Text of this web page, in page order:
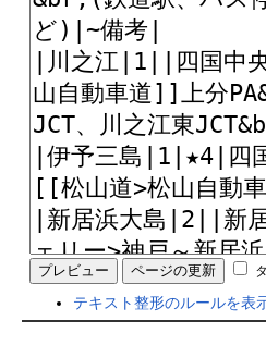
テキスト整形のルールを表